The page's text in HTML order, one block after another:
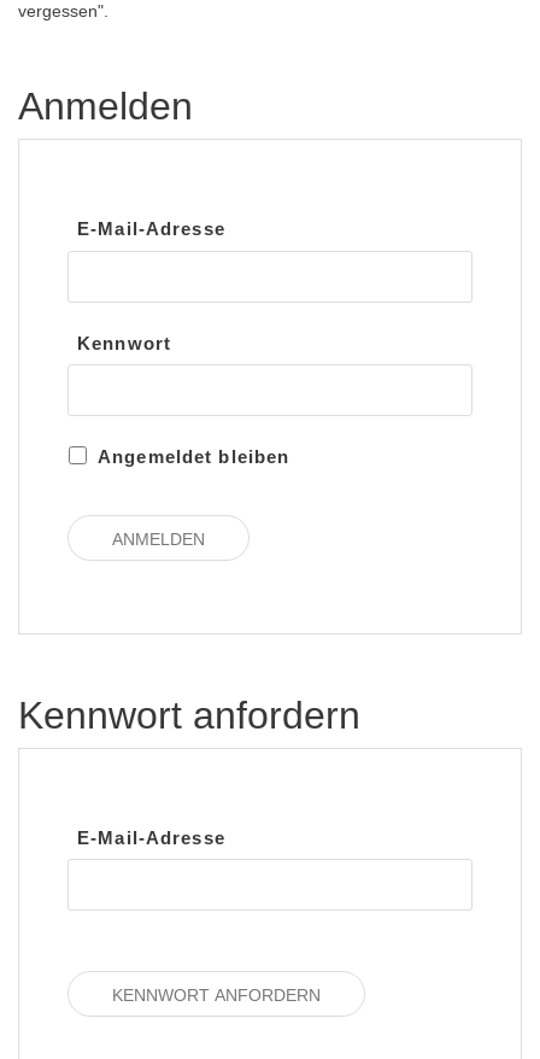
vergessen".
Anmelden
E-Mail-Adresse
Kennwort
Angemeldet bleiben
Kennwort anfordern
E-Mail-Adresse